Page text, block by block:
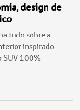
design de
tudo sobre a
inspirado
SUV 100%